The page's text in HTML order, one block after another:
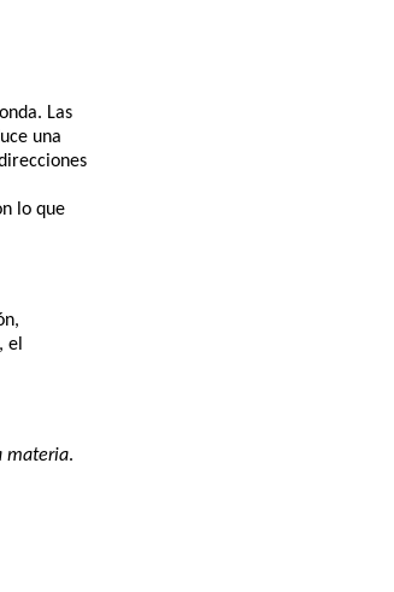
Las
una
lo que
el
materia.